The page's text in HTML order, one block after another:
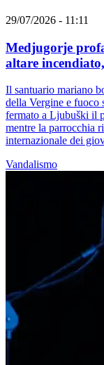
29/07/2026 - 11:11
Medjugorje
altare
Il santuario mariano
della Vergine e fuoco
fermato a Ljubuški il
mentre la parrocchia
internazionale dei
Vandalismo